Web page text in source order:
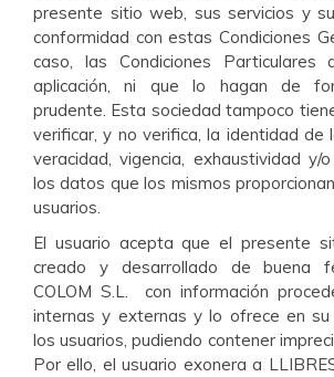
presente sitio web, sus servicios y
conformidad con estas Condiciones
caso, las Condiciones Particulares
aplicación, ni que lo hagan de
prudente. Esta sociedad tampoco
verificar, y no verifica, la identidad de
veracidad, vigencia, exhaustividad y/
los datos que los mismos
usuarios.
El usuario acepta que el presente
creado y desarrollado de buena
COLOM S.L. con información
internas y externas y lo ofrece en
los usuarios, pudiendo contener
Por ello, el usuario exonera a